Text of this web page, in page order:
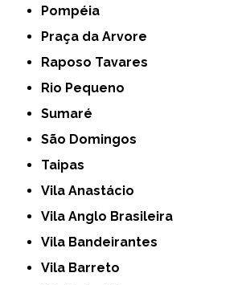
Pompéia
Praça da Arvore
Raposo Tavares
Rio Pequeno
Sumaré
São Domingos
Taipas
Vila Anastácio
Vila Anglo Brasileira
Vila Bandeirantes
Vila Barreto